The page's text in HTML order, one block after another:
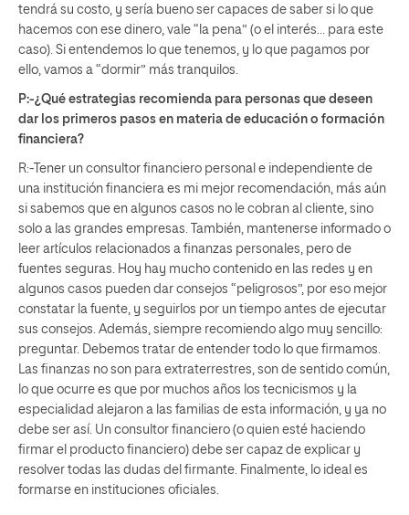
tendrá su costo, y sería bueno ser capaces de saber si lo que
hacemos con ese dinero, vale “la pena” (o el interés… para este
caso). Si entendemos lo que tenemos, y lo que pagamos por
ello, vamos a “dormir” más tranquilos.
P:-¿Qué estrategias recomienda para personas que deseen
dar los primeros pasos en materia de educación o formación
financiera?
R:-Tener un consultor financiero personal e independiente de
una institución financiera es mi mejor recomendación, más aún
si sabemos que en algunos casos no le cobran al cliente, sino
solo a las grandes empresas. También, mantenerse informado o
leer artículos relacionados a finanzas personales, pero de
fuentes seguras. Hoy hay mucho contenido en las redes y en
algunos casos pueden dar consejos “peligrosos”, por eso mejor
constatar la fuente, y seguirlos por un tiempo antes de ejecutar
sus consejos. Además, siempre recomiendo algo muy sencillo:
preguntar. Debemos tratar de entender todo lo que firmamos.
Las finanzas no son para extraterrestres, son de sentido común,
lo que ocurre es que por muchos años los tecnicismos y la
especialidad alejaron a las familias de esta información, y ya no
debe ser así. Un consultor financiero (o quien esté haciendo
firmar el producto financiero) debe ser capaz de explicar y
resolver todas las dudas del firmante. Finalmente, lo ideal es
formarse en instituciones oficiales.